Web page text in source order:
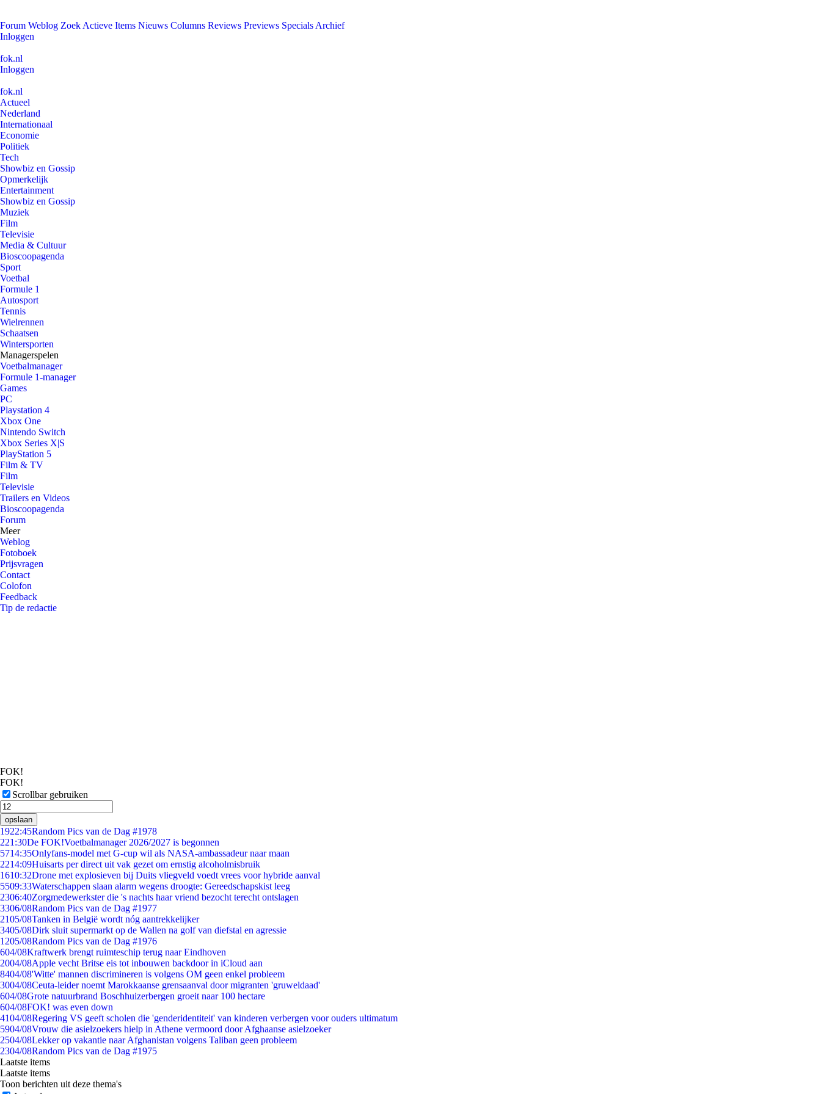
Forum Weblog Zoek Actieve Items Nieuws Columns Reviews Previews Specials Archief
Inloggen
fok.nl
Inloggen
fok.nl
Actueel
Nederland
Internationaal
Economie
Politiek
Tech
Showbiz en Gossip
Opmerkelijk
Entertainment
Showbiz en Gossip
Muziek
Film
Televisie
Media & Cultuur
Bioscoopagenda
Sport
Voetbal
Formule 1
Autosport
Tennis
Wielrennen
Schaatsen
Wintersporten
Managerspelen
Voetbalmanager
Formule 1-manager
Games
PC
Playstation 4
Xbox One
Nintendo Switch
Xbox Series X|S
PlayStation 5
Film & TV
Film
Televisie
Trailers en Videos
Bioscoopagenda
Forum
Meer
Weblog
Fotoboek
Prijsvragen
Contact
Colofon
Feedback
Tip de redactie
FOK!
FOK!
Scrollbar gebruiken
opslaan
1922:45Random Pics van de Dag #1978
221:30De FOK!Voetbalmanager 2026/2027 is begonnen
5714:35Onlyfans-model met G-cup wil als NASA-ambassadeur naar maan
2214:09Huisarts per direct uit vak gezet om ernstig alcoholmisbruik
1610:32Drone met explosieven bij Duits vliegveld voedt vrees voor hybride aanval
5509:33Waterschappen slaan alarm wegens droogte: Gereedschapskist leeg
2306:40Zorgmedewerkster die 's nachts haar vriend bezocht terecht ontslagen
3306/08Random Pics van de Dag #1977
2105/08Tanken in België wordt nóg aantrekkelijker
3405/08Dirk sluit supermarkt op de Wallen na golf van diefstal en agressie
1205/08Random Pics van de Dag #1976
604/08Kraftwerk brengt ruimteschip terug naar Eindhoven
2004/08Apple vecht Britse eis tot inbouwen backdoor in iCloud aan
8404/08'Witte' mannen discrimineren is volgens OM geen enkel probleem
3004/08Ceuta-leider noemt Marokkaanse grensaanval door migranten 'gruweldaad'
604/08Grote natuurbrand Boschhuizerbergen groeit naar 100 hectare
604/08FOK! was even down
4104/08Regering VS geeft scholen die 'genderidentiteit' van kinderen verbergen voor ouders ultimatum
5904/08Vrouw die asielzoekers hielp in Athene vermoord door Afghaanse asielzoeker
2504/08Lekker op vakantie naar Afghanistan volgens Taliban geen probleem
2304/08Random Pics van de Dag #1975
Laatste items
Laatste items
Toon berichten uit deze thema's